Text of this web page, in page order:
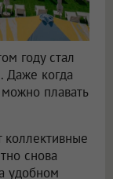
году стал
Даже когда
плавать
коллективные
снова
удобном